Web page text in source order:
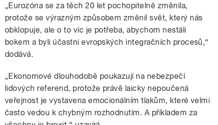
„Eurozóna se za těch 20 let pochopitelně změnila,
protože se výrazným způsobem změnil svět, který nás
obklopuje, ale o to víc je potřeba, abychom nestáli
bokem a byli účastni evropských integračních procesů,“
dodává.
„Ekonomové dlouhodobě poukazují na nebezpečí
lidových referend, protože právě laicky nepoučená
veřejnost je vystavena emocionálním tlakům, které velmi
často vedou k chybným rozhodnutím. A příkladem za